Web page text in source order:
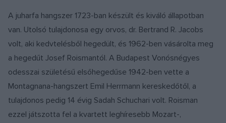
A juharfa hangszer 1723-ban készült és kiváló állapotban
van. Utolsó tulajdonosa egy orvos, dr. Bertrand R. Jacobs
volt, aki kedvtelésből hegedült, és 1962-ben vásárolta meg
a hegedűt Josef Roismantól. A Budapest Vonósnégyes
odesszai születésű elsőhegedűse 1942-ben vette a
Montagnana-hangszert Emil Herrmann kereskedőtől, a
tulajdonos pedig 14 évig Sadah Schuchari volt. Roisman
ezzel játszotta fel a kvartett leghíresebb Mozart-,